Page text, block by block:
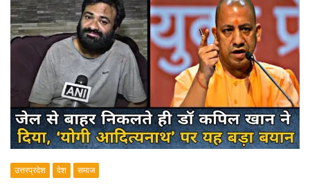
उत्तरप्रदेश देश समाज